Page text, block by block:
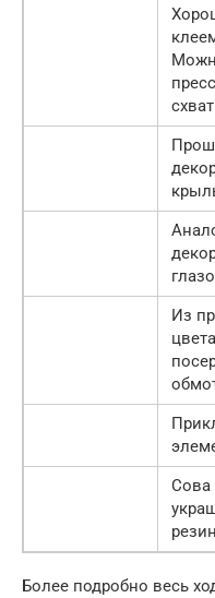
Из
Сова
Более подробно весь